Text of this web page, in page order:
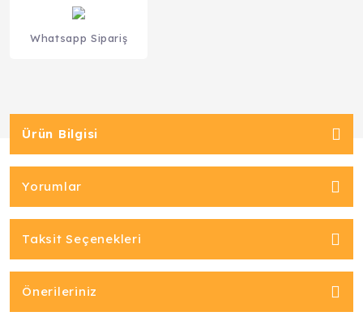
Whatsapp Sipariş
Ürün Bilgisi
Yorumlar
Taksit Seçenekleri
Önerileriniz